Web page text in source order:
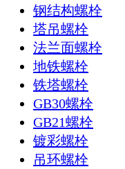
钢结构螺栓
塔吊螺栓
法兰面螺栓
地铁螺栓
铁塔螺栓
GB30螺栓
GB21螺栓
镀彩螺栓
吊环螺栓